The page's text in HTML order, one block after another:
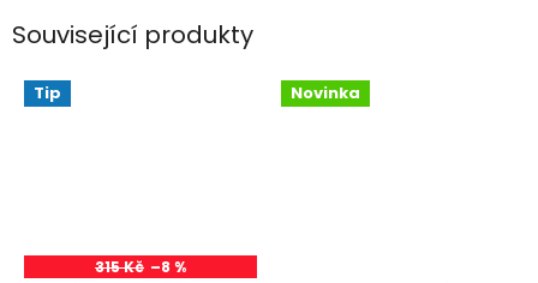
Související produkty
Tip
315 Kč –8 %
Novinka